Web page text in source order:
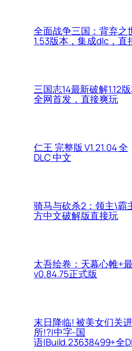
全面战争三国：背弃之
1.53版本，集成dlc，直
三国志14最新破解1.12版
全网首发，直接爽玩
仁王 完整版 V1.21.04 全
DLC 中文
骑马与砍杀2：领主\霸
方中文破解版直接玩
太吾绘卷：天幕心帷+
v0.84.75正式版
末日降临! 被美女们关
所!?|中字-国
语|Build.23638499+全